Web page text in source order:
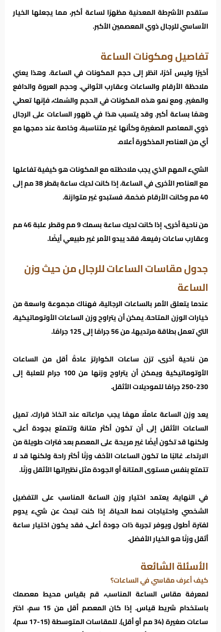
ستقدم الأشرطة المعدنية مظهرًا لساعة أكبر، مما يجعلها الخيار
الأساسي للرجال ذوي المعصمين الأكبر.
تفاصيل ومكونات الساعة
أخيرًا وليس آخرًا، انظر إلى حجم المكونات في الساعة. وهذا يعني
ملاحظة الأرقام والساعات وعقارب الثواني. وحجم العروة والدافع
والمغير. ومع نمو هذه المكونات في الحجم والسُمك، فإنها تعطي
وهمًا بساعة أكبر. وقد يتسبب هذا في ظهور الساعات على الرجال
ذوي المعاصم الصغيرة وكأنها غير متناسبة، وخاصة عند دمجها مع
أي من العناصر المذكورة أعلاه.
الشيء المهم الذي يجب ملاحظته مع المكونات هو كيفية تفاعلها
مع العناصر الأخرى في الساعة. إذا كانت لديك ساعة بقطر 38 مم إلى
40 مم وكانت الأرقام ضخمة، فستبدو غير متوازنة.
من ناحية أخرى، إذا كانت لديك ساعة بسمك 9 مم وقطر علبة 46 مم
وعقارب ساعات رفيعة، فقد يبدو الأمر غير طبيعي أيضًا.
جدول مقاسات الساعات للرجال من حيث وزن
الساعة
عندما يتعلق الأمر بالساعات الرجالية، فهناك مجموعة واسعة من
خيارات الوزن المتاحة. يمكن أن يتراوح وزن الساعات الأوتوماتيكية،
التي تعمل بطاقة مرتديها، من 56 جرامًا إلى 125 جرامًا.
من ناحية أخرى، تزن ساعات الكوارتز عادةً أقل من الساعات
الأوتوماتيكية ويمكن أن يتراوح وزنها من 100 جرام للعلبة إلى
230-250 جرامًا للموديلات الأثقل.
يعد وزن الساعة عاملًا مهمًا يجب مراعاته عند اتخاذ قرارك. تميل
الساعات الأثقل إلى أن تكون أكثر متانة وتتمتع بجودة أعلى،
ولكنها قد تكون أيضًا غير مريحة على المعصم بعد فترات طويلة من
الارتداء. غالبًا ما تكون الساعات الأخف وزنًا أكثر راحة ولكنها قد لا
تتمتع بنفس مستوى المتانة أو الجودة مثل نظيراتها الأثقل وزنًا.
في النهاية، يعتمد اختيار وزن الساعة المناسب على التفضيل
الشخصي واحتياجات نمط الحياة. إذا كنت تبحث عن شيء يدوم
لفترة أطول ويوفر تجربة ذات جودة أعلى، فقد يكون اختيار ساعة
أثقل وزنًا هو الخيار الأفضل.
الأسئلة الشائعة
كيف أعرف مقاسي في الساعات؟
لمعرفة مقاس الساعة المناسب، قم بقياس محيط معصمك
باستخدام شريط قياس. إذا كان المعصم أقل من 15 سم، اختر
ساعات صغيرة (34 مم أو أقل). للمقاسات المتوسطة (15-17 سم)،